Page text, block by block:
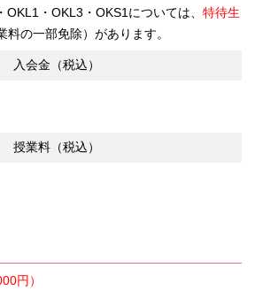
・OKL3・OKS1については、 特待生
料の一部免除）があります。
入会金（税込）
授業料（税込）
円）